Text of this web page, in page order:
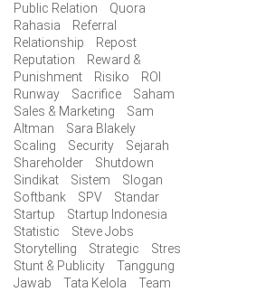
Public Relation
Quora
Rahasia
Referral
Relationship
Repost
Reputation
Reward &
Punishment
Risiko
ROI
Runway
Sacrifice
Saham
Sales & Marketing
Sam
Altman
Sara Blakely
Scaling
Security
Sejarah
Shareholder
Shutdown
Sindikat
Sistem
Slogan
Softbank
SPV
Standar
Startup
Startup Indonesia
Statistic
Steve Jobs
Storytelling
Strategic
Stres
Stunt & Publicity
Tanggung
Jawab
Tata Kelola
Team